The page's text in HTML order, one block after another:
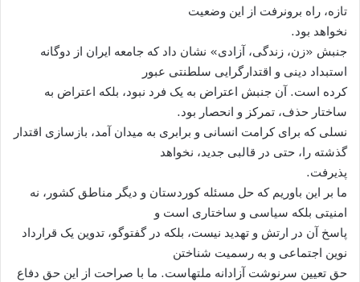
تازه، راه برونرفت از اين وضعيت
نخواهد بود.
جنبش «زن، زندگی، آزادی» نشان داد که جامعه ايران از دوگانه
استبداد دينی و اقتدارگرايی سلطنتی عبور
کرده است. آن جنبش اعتراض به يک فرد نبود، بلکه اعتراض به
ساختار حذف، تمرکز و انحصار بود.
نسلی که برای کرامت انسانی و برابری به ميدان آمد، بازسازی اقتدار
گذشته را، حتی در قالبی جديد، نخواهد
پذيرفت.
ما بر اين باوريم که حل مسئله کوردستان و ديگر مناطق کشور، نه
امنيتی بلکه سياسی و ساختاری است و
پاسخ آن در ارتش و تهديد نيست، بلکه در گفتوگو، تدوين يک قرارداد
نوين اجتماعی و به رسميت شناختن
حق تعيين سرنوشت آزادانه ملتهاست. ما با صراحت از اين حق دفاع